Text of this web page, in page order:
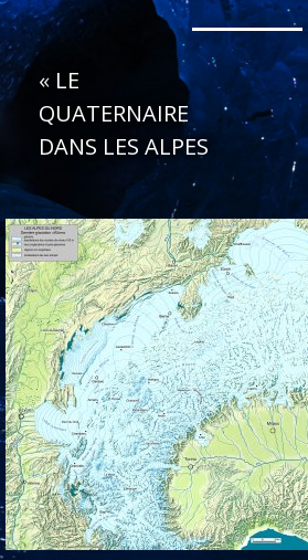
« LE
QUATERNAIRE
DANS LES ALPES